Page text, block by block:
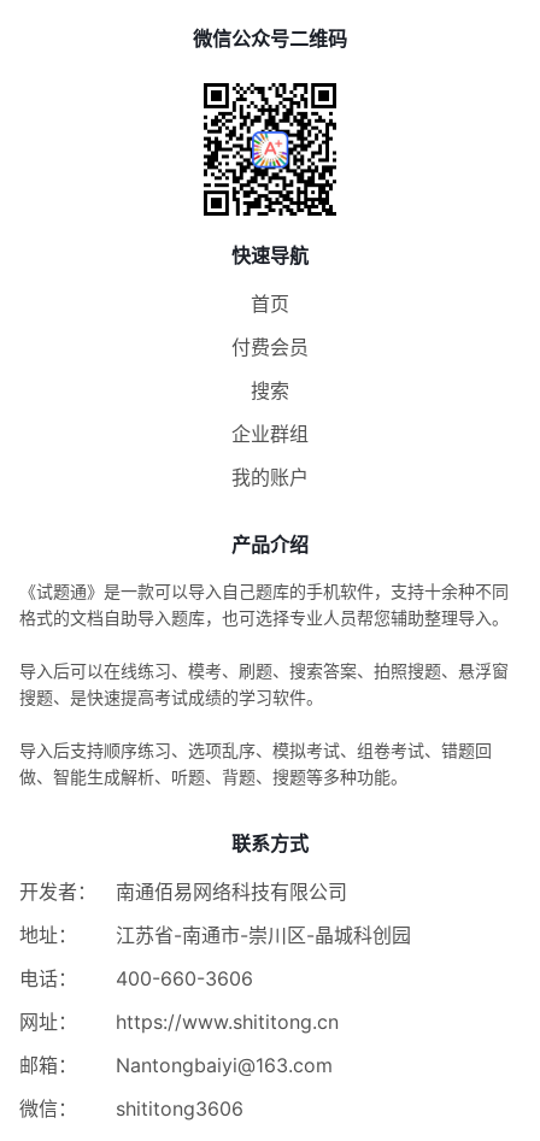
微信公众号二维码
快速导航
首页
付费会员
搜索
企业群组
我的账户
产品介绍
《试题通》是一款可以导入自己题库的手机软件，支持十余种不同
格式的文档自助导入题库，也可选择专业人员帮您辅助整理导入。
导入后可以在线练习、模考、刷题、搜索答案、拍照搜题、悬浮窗
搜题、是快速提高考试成绩的学习软件。
导入后支持顺序练习、选项乱序、模拟考试、组卷考试、错题回
做、智能生成解析、听题、背题、搜题等多种功能。
联系方式
开发者：
南通佰易网络科技有限公司
地址：
江苏省-南通市-崇川区-晶城科创园
电话：
400-660-3606
网址：
https://www.shititong.cn
邮箱：
Nantongbaiyi@163.com
微信：
shititong3606